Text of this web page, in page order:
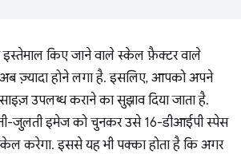
किए जाने वाले स्केल फ़ैक्टर वाले
अब ज़्यादा होने लगा है. इसलिए, आपको अपने
उपलब्ध कराने का सुझाव दिया जाता है.
जुलती इमेज को चुनकर उसे 16-डीआईपी स्पेस
करेगा. इससे यह भी पक्का होता है कि अगर